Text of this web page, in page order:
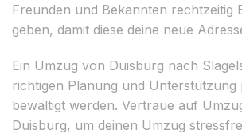
Freunden und Bekannten rechtzeitig
geben, damit diese deine neue
Ein Umzug von Duisburg nach
richtigen Planung und Unterstützung
bewältigt werden. Vertraue auf
Duisburg, um deinen Umzug